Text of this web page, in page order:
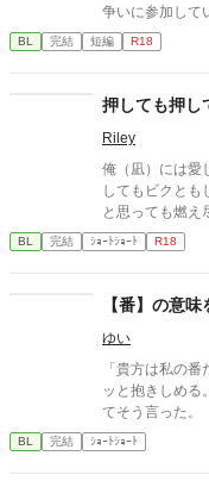
争いに参加して
うお話。
BL 完結 短編 R18
押しても押し
Riley
俺（凪）には愛
してもビクともしな
と思っても燃
寂しいけど、引
BL 完結 ｼｮｰﾄｼｮｰﾄ R18
【番】の意
ゆい
「貴方は私の番だ！」 獣人はそう言って、旦那
ッと抱きしめる。 「ああ！旦那様を離してください！」 私は
てそう言った。 【番】がテーマですが、オメガバースの話ではあ
りません。 男
られています。 思いつきで書いておりますので、読みにくい部分
BL 完結 ｼｮｰﾄｼｮｰﾄ